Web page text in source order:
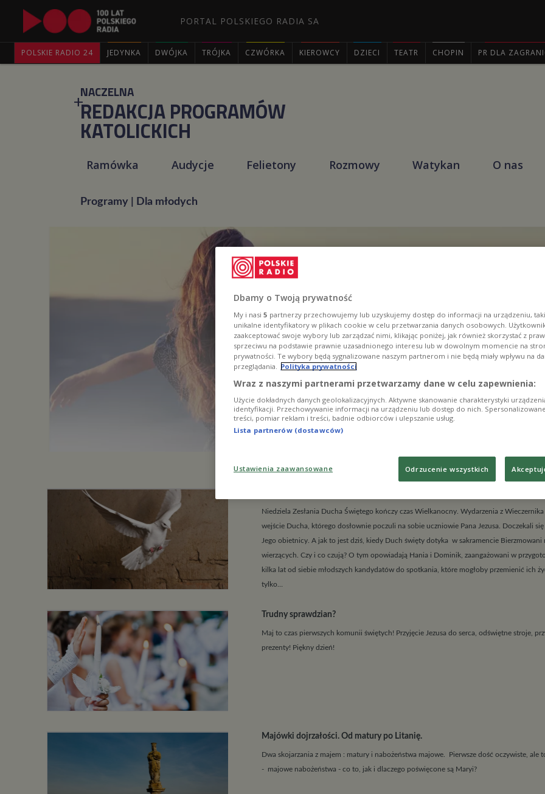
PORTAL POLSKIEGO RADIA SA
POLSKIE RADIO 24 JEDYNKA DWÓJKA TRÓJKA CZWÓRKA KIEROWCY DZIECI TEATR CHOPIN PR DLA
NACZELNA
REDAKCJA PROGRAMÓW
KATOLICKICH
Ramówka Audycje Felietony Rozmowy Watykan O nas
Programy | Dla młodych
Niedziela Zesłania Ducha Świętego kończy czas Wielkanocny. Wydarzenia z
wejście Ducha, którego dosłownie poczuli na sobie uczniowie Pana Jezusa. Doczekali się
Jego obietnicy. A jak to jest dziś, kiedy Duch święty dotyka w sakramencie Bierzmowani
wierzących. Czy i co czują? O tym opowiadają Hania i Dominik, zaangażowani w
kilka lat od siebie młodszych kandydatów do spotkania, które mogłoby przemienić ich
tylko…
Trudny sprawdzian?
Maj to czas pierwszych komunii świętych! Przyjęcie Jezusa do serca, odświętne stroje,
prezenty! Piękny dzień!
Majówki dojrzałości. Od matury po Litanię.
Dwa skojarzania z majem : matury i nabożeństwa majowe. Pierwsze dość oczywiste, ale
- majowe nabożeństwa - co to, jak i dlaczego poświęcone są Maryi?
Dbamy o Twoją prywatność
My i nasi 5 partnerzy przechowujemy lub uzyskujemy dostęp do informacji na urządzeniu,
unikalne identyfikatory w plikach cookie w celu przetwarzania danych osobowych.
zaakceptować swoje wybory lub zarządzać nimi, klikając poniżej, jak również skorzystać z
sprzeciwu na podstawie prawnie uzasadnionego interesu lub w dowolnym momencie na
prywatności. Te wybory będą sygnalizowane naszym partnerom i nie będą miały wpływu na
przeglądania. Polityka prywatności
Wraz z naszymi partnerami przetwarzamy dane w celu zapewnienia:
Użycie dokładnych danych geolokalizacyjnych. Aktywne skanowanie charakterystyki
identyfikacji. Przechowywanie informacji na urządzeniu lub dostęp do nich.
treści, pomiar reklam i treści, badnie odbiorców i ulepszanie usług.
Lista partnerów (dostawców)
Ustawienia zaawansowane Odrzucenie wszystkich